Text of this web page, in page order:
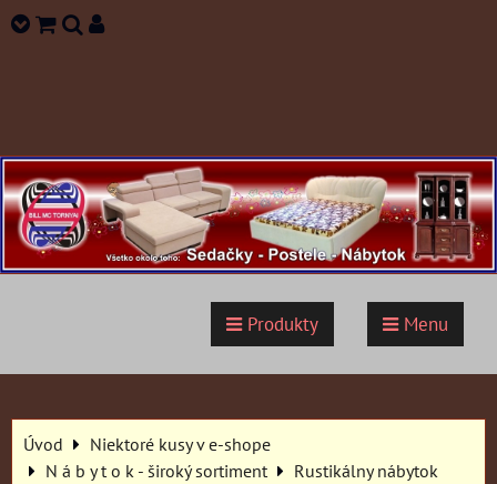
Produkty Menu
Úvod
Niektoré kusy v e-shope
N á b y t o k - široký sortiment
Rustikálny nábytok